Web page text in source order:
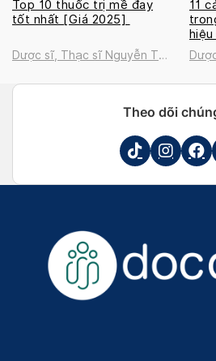
Top 10 thuốc trị mề đay
tốt nhất [Giá 2025]
Dược sĩ, Thạc sĩ Nguyễn Thị
11
hiệu
Theo dõi